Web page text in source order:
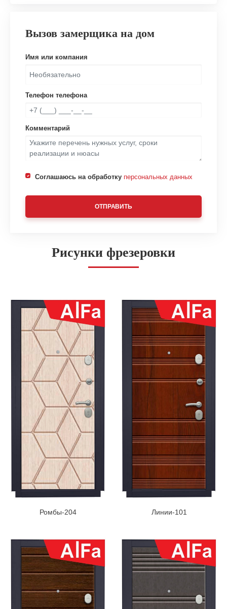
Вызов замерщика на дом
Имя или компания
Телефон телефона
Комментарий
Соглашаюсь на обработку персональных данных
ОТПРАВИТЬ
Рисунки фрезеровки
Ромбы-204 Линии-101